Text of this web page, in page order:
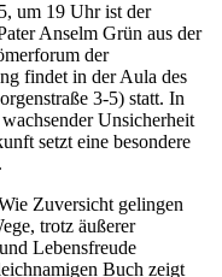
um 19 Uhr ist der
Anselm Grün aus der
der
findet in der Aula des
3-5) statt. In
Unsicherheit
setzt eine besondere
Zuversicht gelingen
trotz äußerer
Lebensfreude
Buch zeigt